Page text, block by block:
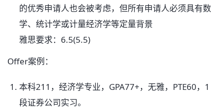
的优秀申请人也会被考虑，但所有申请人必须具有数
学、统计学或计量经济学等定量背景
雅思要求：6.5(5.5)
Offer案例：
本科211，经济学专业，GPA77+，无雅，PTE60，1
段证券公司实习。